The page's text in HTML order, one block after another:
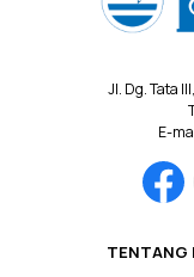
Jl. Dg. Tata
E-
TENTANG